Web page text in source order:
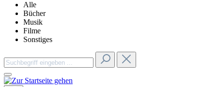
Alle
Bücher
Musik
Filme
Sonstiges